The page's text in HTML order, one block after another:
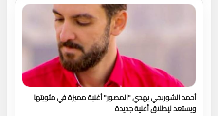
أحمد الشوربجي يهدي "المصور" أغنية مميزة في مئويتها
ويستعد لإطلاق أغنية جديدة